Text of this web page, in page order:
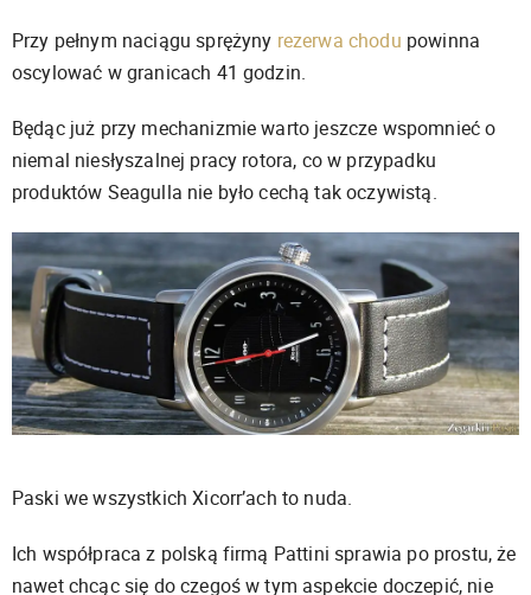
Przy pełnym naciągu sprężyny rezerwa chodu powinna
oscylować w granicach 41 godzin.
Będąc już przy mechanizmie warto jeszcze wspomnieć o
niemal niesłyszalnej pracy rotora, co w przypadku
produktów Seagulla nie było cechą tak oczywistą.
Paski we wszystkich Xicorr’ach to nuda.
Ich współpraca z polską firmą Pattini sprawia po prostu, że
nawet chcąc się do czegoś w tym aspekcie doczepić, nie